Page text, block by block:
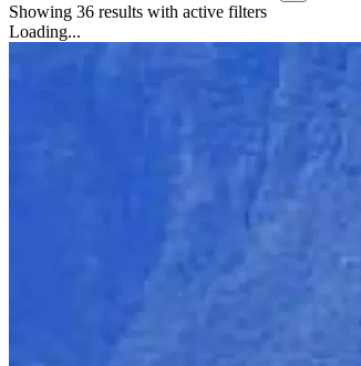
Showing 36 results with active filters
Loading...